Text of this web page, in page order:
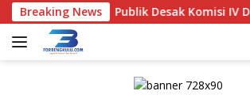
Langsung
ke
konten
Breaking News
Publik Desak Komisi IV DPRD